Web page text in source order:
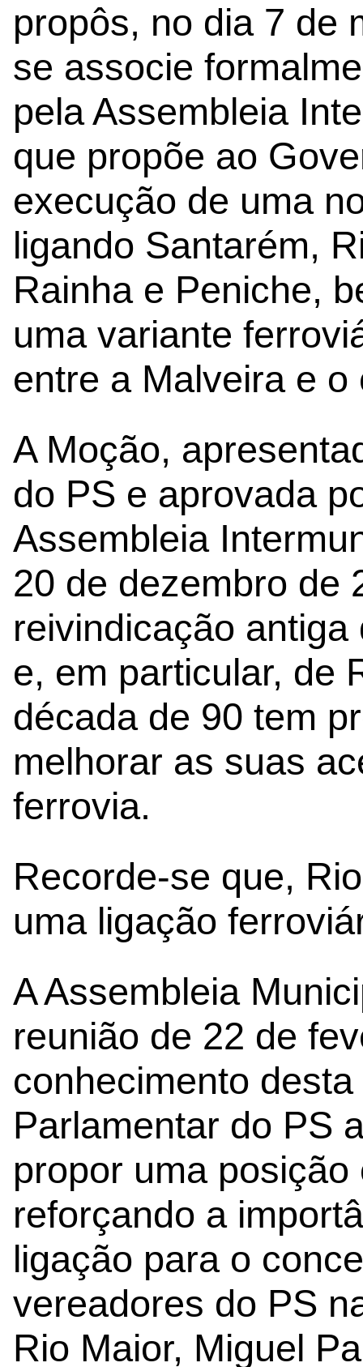
propôs, no dia 7 de
se associe
pela Assembleia
que propõe ao
execução de uma
ligando Santarém,
Rainha e Peniche,
uma variante
entre a Malveira e
A Moção,
do PS e aprovada
Assembleia
20 de dezembro de
reivindicação
e, em particular, de
década de 90 tem
melhorar as suas
ferrovia.
Recorde-se que,
uma ligação
A Assembleia
reunião de 22 de
conhecimento
Parlamentar do PS
propor uma
reforçando a
ligação para o
vereadores do PS
Rio Maior, Miguel